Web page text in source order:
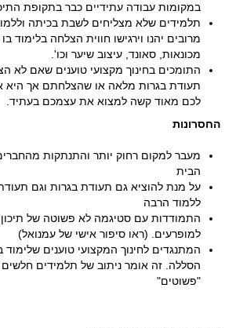
במקומות עבודה עתידיים כבר בתקופת
תלמידים שלא מצליחים לשבת בכיתה
מרובים יהנו וירגישו חווית הצלחה בלימוד
מכונאות, סאונד, עיצוב שיער וכו'.
התומכים בחינוך מקצועי טוענים שאם לא
תעודת בגרות מלאה או שהצלחתם אך היא
לכם מאוד קשה למצוא את עצמכם בעתיד.
החסרונות
מעבר למקום רחוק יותר והתנתקות
הבית
על מנת להוציא גם תעודת בגרות וגם
ללמוד הרבה
התמודדות עם סטיגמה לא פשוטה של
למופרעים. (ראו סיפור אישי של עמנואל)
המתנגדים לחינוך המקצועי טוענים שלימוד
הסללה. זה אומר ניתוב של תלמידים חלשים
"פשוטים"